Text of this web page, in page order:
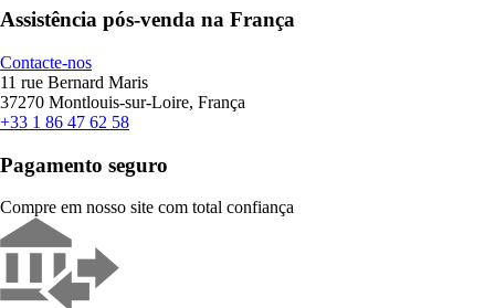
Assistência pós-venda na França
Contacte-nos
11 rue Bernard Maris
37270 Montlouis-sur-Loire, França
+33 1 86 47 62 58
Pagamento seguro
Compre em nosso site com total confiança